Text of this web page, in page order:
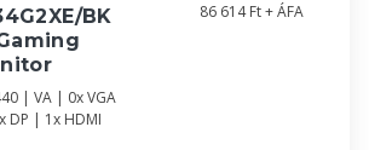
BK
| VA | 0x VGA
DP | 1x HDMI
86 614 Ft + ÁFA